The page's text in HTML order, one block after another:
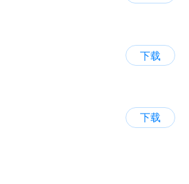
下载
下载